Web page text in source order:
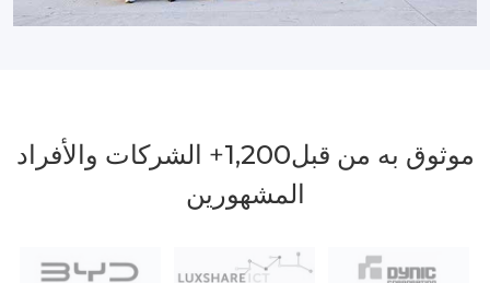
موثوق به من قبل1,200+ الشركات والأفراد
المشهورين